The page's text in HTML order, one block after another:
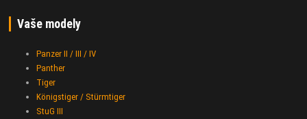
Vaše modely
Panzer II / III / IV
Panther
Tiger
Königstiger / Stürmtiger
StuG III